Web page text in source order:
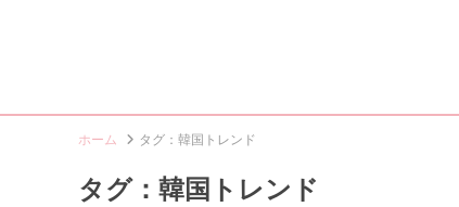
ホーム タグ：韓国トレンド
タグ：韓国トレンド